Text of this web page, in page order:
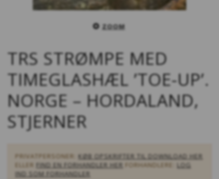
ZOOM
TRS STRØMPE MED
TIMEGLASHÆL ’TOE-UP’.
NORGE – HORDALAND,
STJERNER
PRIVATPERSONER: KØB OPSKRIFTER TIL DOWNLOAD HER
ELLER FIND EN FORHANDLER HER FORHANDLERE: LOG
IND SOM FORHANDLER